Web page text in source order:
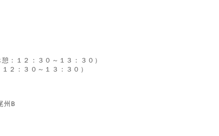
：１２：３０～１３：３０）
２：３０～１３：３０）
州B